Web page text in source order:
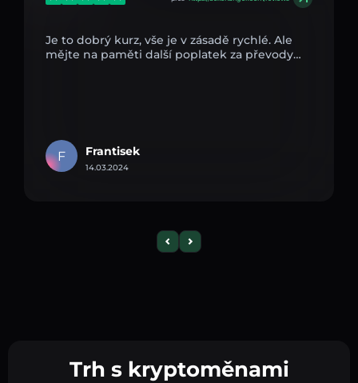
Je to dobrý kurz, vše je v zásadě rychlé. Ale
mějte na paměti další poplatek za převody…
F Frantisek
14.03.2024
Trh s kryptoměnami